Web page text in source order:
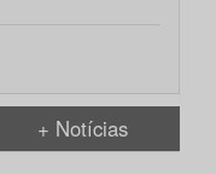
+ Notícias